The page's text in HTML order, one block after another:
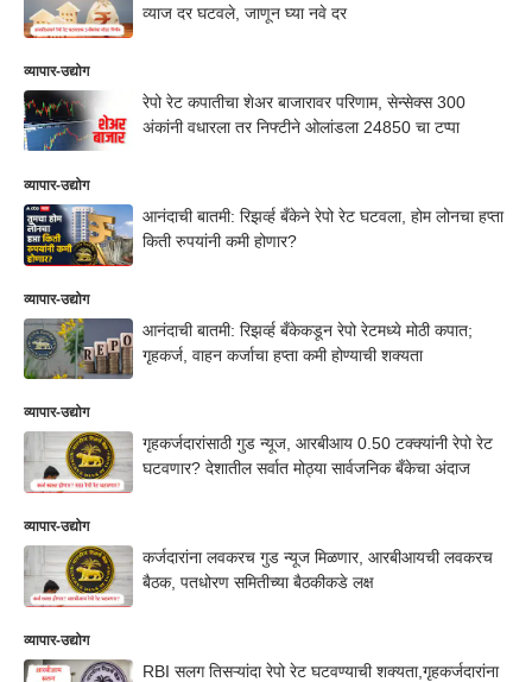
व्याज दर घटवले, जाणून घ्या नवे दर
व्यापार-उद्योग
रेपो रेट कपातीचा शेअर बाजारावर परिणाम, सेन्सेक्स 300
अंकांनी वधारला तर निफ्टीने ओलांडला 24850 चा टप्पा
व्यापार-उद्योग
आनंदाची बातमी: रिझर्व्ह बँकेने रेपो रेट घटवला, होम लोनचा हप्ता
किती रुपयांनी कमी होणार?
व्यापार-उद्योग
आनंदाची बातमी: रिझर्व्ह बँकेकडून रेपो रेटमध्ये मोठी कपात;
गृहकर्ज, वाहन कर्जाचा हप्ता कमी होण्याची शक्यता
व्यापार-उद्योग
गृहकर्जदारांसाठी गुड न्यूज, आरबीआय 0.50 टक्क्यांनी रेपो रेट
घटवणार? देशातील सर्वात मोठ्या सार्वजनिक बँकेचा अंदाज
व्यापार-उद्योग
कर्जदारांना लवकरच गुड न्यूज मिळणार, आरबीआयची लवकरच
बैठक, पतधोरण समितीच्या बैठकीकडे लक्ष
व्यापार-उद्योग
RBI सलग तिसऱ्यांदा रेपो रेट घटवण्याची शक्यता,गृहकर्जदारांना